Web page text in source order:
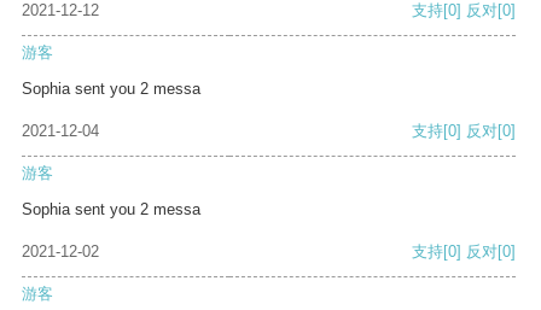
2021-12-12 支持[0] 反对[0]
游客
Sophia sent you 2 messa
2021-12-04 支持[0] 反对[0]
游客
Sophia sent you 2 messa
2021-12-02 支持[0] 反对[0]
游客